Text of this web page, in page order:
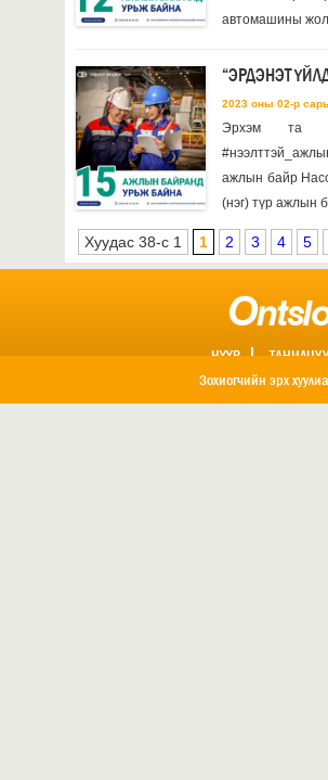
автомашины
“ЭРДЭНЭТ
2023 оны 02-р
Эрхэм та
ажлын байр
(нэг) түр ажлын
Хуудас 38-с 1 1 2 3 4 5
НҮҮР
ХОЛБОО БАРИХ
Зохиогчийн эрх